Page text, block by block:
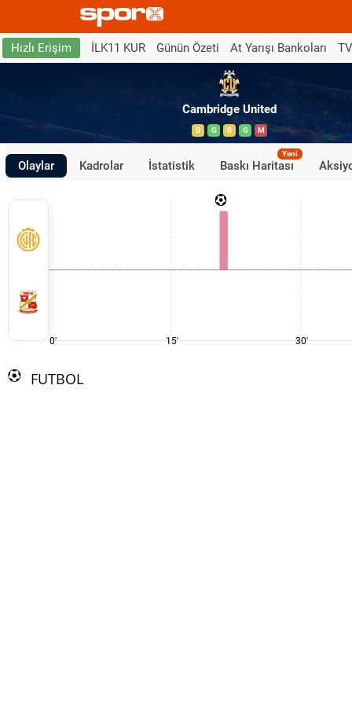
Hızlı Erişim İLK11 KUR Günün Özeti At Yarışı Bankoları
Cambridge United
B G B G M
Olaylar Kadrolar İstatistik Baskı Haritası
Yeni
0' 15' 30'
FUTBOL